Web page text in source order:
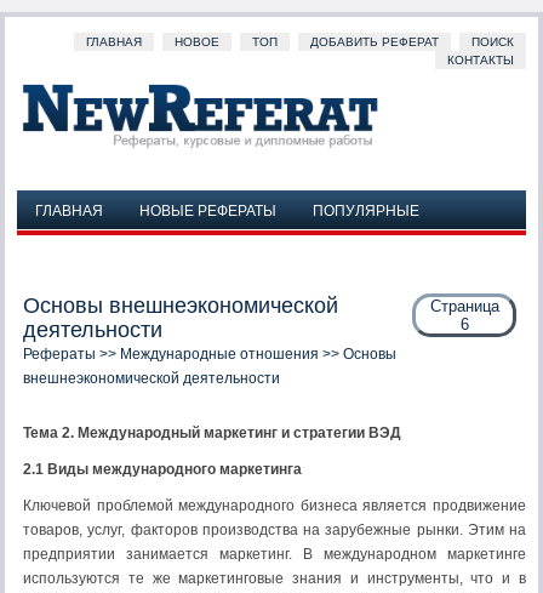
ГЛАВНАЯ НОВОЕ ТОП ДОБАВИТЬ РЕФЕРАТ
ПОИСК
КОНТАКТЫ
ГЛАВНАЯ НОВЫЕ РЕФЕРАТЫ
ПОПУЛЯРНЫЕ
Страница
6
Основы внешнеэкономической
деятельности
Рефераты >> Международные отношения >> Основы
внешнеэкономической деятельности
Тема 2. Международный маркетинг и стратегии ВЭД
2.1 Виды международного маркетинга
Ключевой проблемой международного бизнеса является продвижение
товаров, услуг, факторов производства на зарубежные рынки. Этим на
предприятии занимается маркетинг. В международном маркетинге
используются те же маркетинговые знания и инструменты, что и в